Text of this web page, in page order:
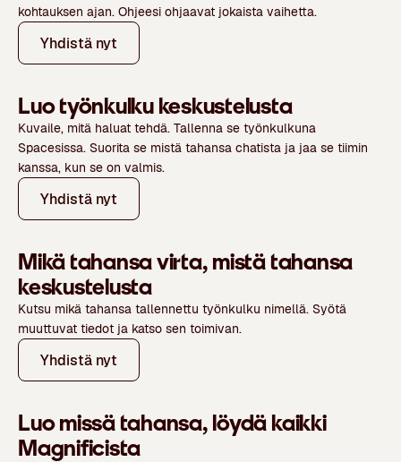
kohtauksen ajan. Ohjeesi ohjaavat jokaista vaihetta.
Yhdistä nyt
Luo työnkulku keskustelusta
Kuvaile, mitä haluat tehdä. Tallenna se työnkulkuna
Spacesissa. Suorita se mistä tahansa chatista ja jaa se tiimin
kanssa, kun se on valmis.
Yhdistä nyt
Mikä tahansa virta, mistä tahansa
keskustelusta
Kutsu mikä tahansa tallennettu työnkulku nimellä. Syötä
muuttuvat tiedot ja katso sen toimivan.
Yhdistä nyt
Luo missä tahansa, löydä kaikki
Magnificista